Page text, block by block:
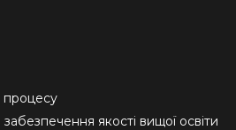
процесу
якості вищої освіти